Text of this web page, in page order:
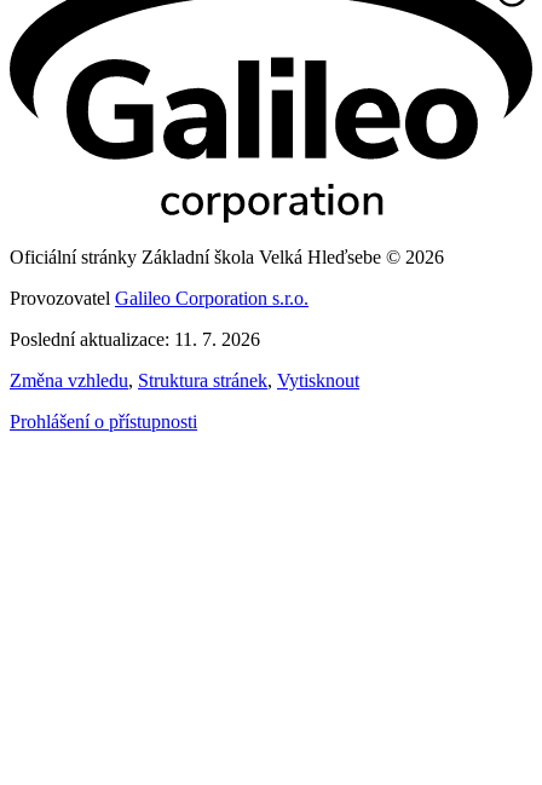
Oficiální stránky Základní škola Velká Hleďsebe © 2026
Provozovatel Galileo Corporation s.r.o.
Poslední aktualizace: 11. 7. 2026
Změna vzhledu, Struktura stránek, Vytisknout
Prohlášení o přístupnosti